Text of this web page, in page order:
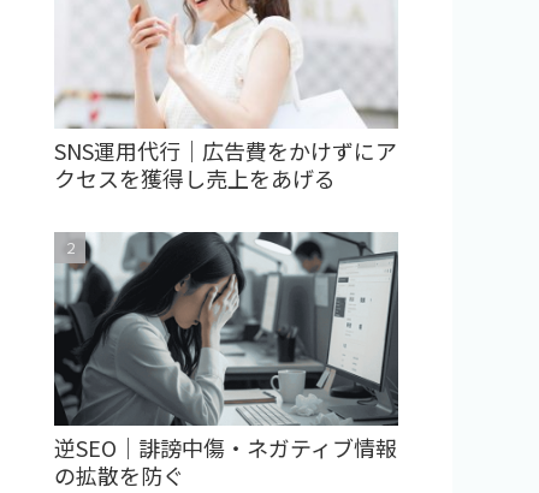
SNS運用代行｜広告費をかけずにア
クセスを獲得し売上をあげる
逆SEO｜誹謗中傷・ネガティブ情報
の拡散を防ぐ